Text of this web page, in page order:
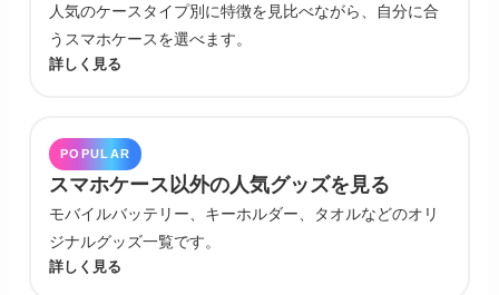
人気のケースタイプ別に特徴を見比べながら、自分に合
うスマホケースを選べます。
詳しく見る
POPULAR
スマホケース以外の人気グッズを見る
モバイルバッテリー、キーホルダー、タオルなどのオリ
ジナルグッズ一覧です。
詳しく見る